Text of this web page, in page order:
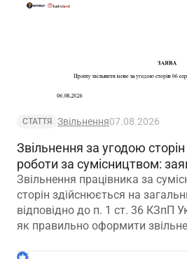
СТАТТЯ Звільнення07.08.2026
Звільнення за угодою
роботи за сумісництвом:
Звільнення працівника за
сторін здійснюється на
відповідно до п. 1 ст. 36 КЗпП
як правильно оформити